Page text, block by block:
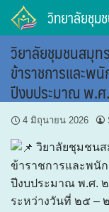
Skip
content
วิทยาลัยชุม
วิยาลัยชุมชนสมุท
ข้าราชการและพ
ปีงบประมาณ พ.
4 มิถุนายน 2026
วิยาลัยชุมชนส
ข้าราชการและพนั
ปีงบประมาณ พ.ศ.
ระหว่างวันที่ ๒๕ –